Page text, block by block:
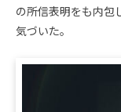
の所信表明をも内包
気づいた。